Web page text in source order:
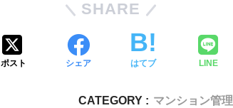
SHARE
ポスト シェア はてブ LINE
CATEGORY : マンション管理